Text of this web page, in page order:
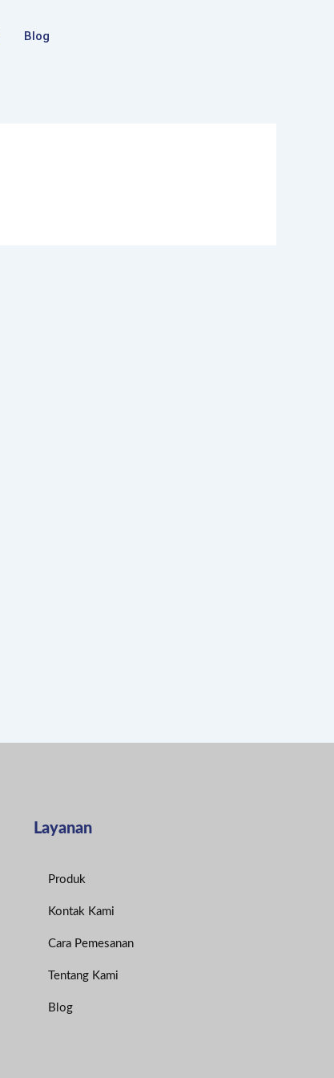
Blog
Layanan
Produk
Kontak Kami
Cara Pemesanan
Tentang Kami
Blog